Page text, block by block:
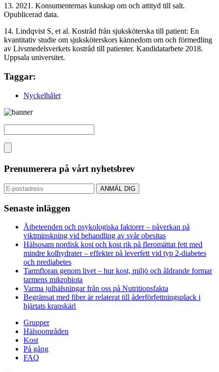
13. 2021. Konsumenternas kunskap om och attityd till salt.
Opublicerad data.
14. Lindqvist S, et al. Kostråd från sjuksköterska till patient: En
kvantitativ studie om sjuksköterskors kännedom om och förmedling
av Livsmedelsverkets kostråd till patienter. Kandidatarbete 2018.
Uppsala universitet.
Taggar:
Nyckelhålet
Prenumerera på vårt nyhetsbrev
Senaste inläggen
Ätbeteenden och psykologiska faktorer – påverkan på
viktminskning vid behandling av svår obesitas
Hälsosam nordisk kost och kost rik på fleromättat fett med
mindre kolhydrater – effekter på leverfett vid typ 2-diabetes
och prediabetes
Tarmfloran genom livet – hur kost, miljö och åldrande formar
tarmens mikrobiota
Varma julhälsningar från oss på Nutritionsfakta
Begränsat med fiber är relaterat till åderförfettningsplack i
hjärtats kranskärl
Grupper
Hälsoområden
Kost
På gång
FAQ